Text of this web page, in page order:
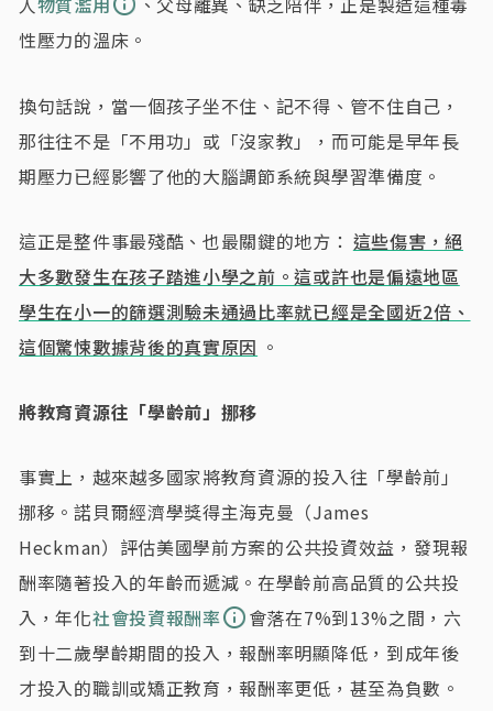
性壓力的溫床。
換句話說，當一個孩子坐不住、記不得、管不住自己，
那往往不是「不用功」或「沒家教」，而可能是早年長
期壓力已經影響了他的大腦調節系統與學習準備度。
這正是整件事最殘酷、也最關鍵的地方： 這些傷害，絕
大多數發生在孩子踏進小學之前。這或許也是偏遠地區
學生在小一的篩選測驗未通過比率就已經是全國近2倍、
這個驚悚數據背後的真實原因 。
將教育資源往「學齡前」挪移
事實上，越來越多國家將教育資源的投入往「學齡前」
挪移。諾貝爾經濟學獎得主海克曼（James
Heckman）評估美國學前方案的公共投資效益，發現報
酬率隨著投入的年齡而遞減。在學齡前高品質的公共投
入，年化社會投資報酬率
會落在7%到13%之間，六
到十二歲學齡期間的投入，報酬率明顯降低，到成年後
才投入的職訓或矯正教育，報酬率更低，甚至為負數。